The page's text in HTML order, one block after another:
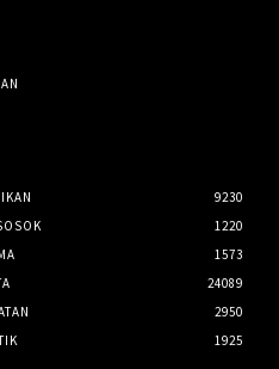
9230
1220
1573
24089
2950
1925